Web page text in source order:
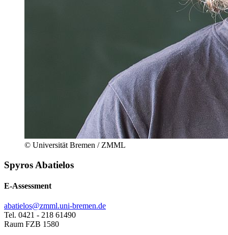
© Universität Bremen / ZMML
Spyros Abatielos
E-Assessment
abatielos@zmml.uni-bremen.de
Tel. 0421 - 218 61490
Raum FZB 1580